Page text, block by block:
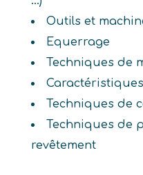
Outils et
Equerrage
Techniques de
Techniques de
Techniques de
revêtement